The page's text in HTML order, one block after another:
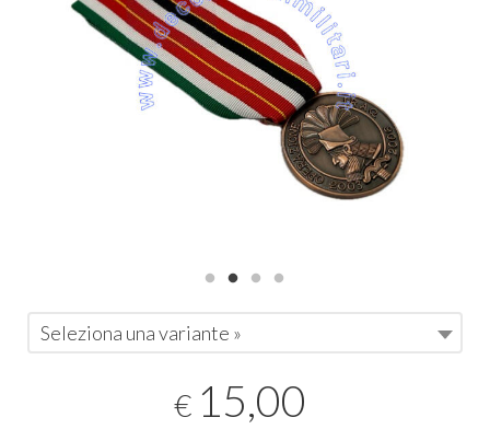
Seleziona una variante »
€ 15,00